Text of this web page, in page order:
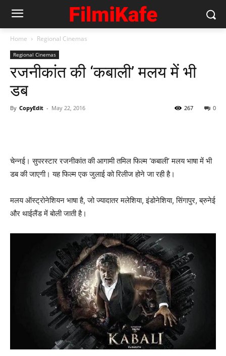
Home Regional Cinemas
Regional Cinemas
रजनीकांत की ‘कबाली’ मलय में भी
डब
By CopyEdit - May 22, 2016 0
267
चेन्नई। सुपरस्टार रजनीकांत की आगामी तमिल फिल्म ‘कबाली’ मलय भाषा में भी
डब की जाएगी। यह फिल्म एक जुलाई को रिलीज होने जा रही है।
मलय ऑस्ट्रोनेशियन भाषा है, जो ज्यादातर मलेशिया, इंडोनेशिया, सिंगापुर, ब्रुनेई
और थाईलैंड में बोली जाती है।